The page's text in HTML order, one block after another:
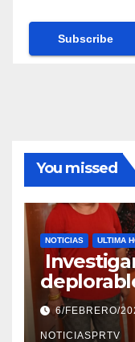
You missed
NOTICIAS ULTIMA
el
en6/FEBRERO/
NOTICIASPRTV